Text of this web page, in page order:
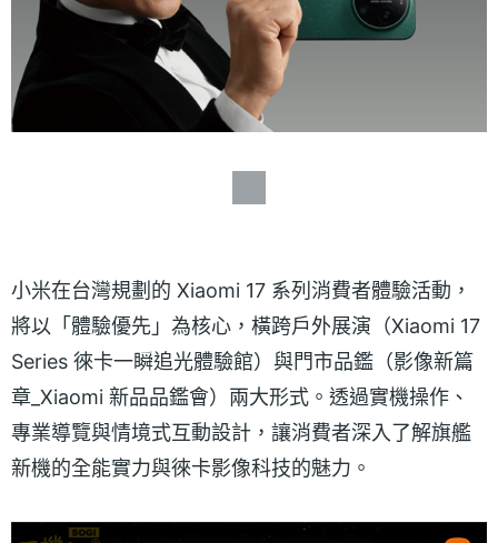
小米在台灣規劃的 Xiaomi 17 系列消費者體驗活動，
將以「體驗優先」為核心，橫跨戶外展演（Xiaomi 17
Series 徠卡一瞬追光體驗館）與門市品鑑（影像新篇
章_Xiaomi 新品品鑑會）兩大形式。透過實機操作、
專業導覽與情境式互動設計，讓消費者深入了解旗艦
新機的全能實力與徠卡影像科技的魅力。